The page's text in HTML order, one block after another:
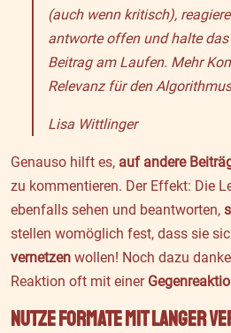
(auch wenn kritisch),
antworte offen und halte
Beitrag am Laufen. Mehr
Relevanz für den
Lisa Wittlinger
Genauso hilft es, auf andere
zu kommentieren. Der Effekt: Die
ebenfalls sehen und beantworten,
stellen womöglich fest, dass sie
vernetzen wollen! Noch dazu
Reaktion oft mit einer
Nutze Formate mit langer